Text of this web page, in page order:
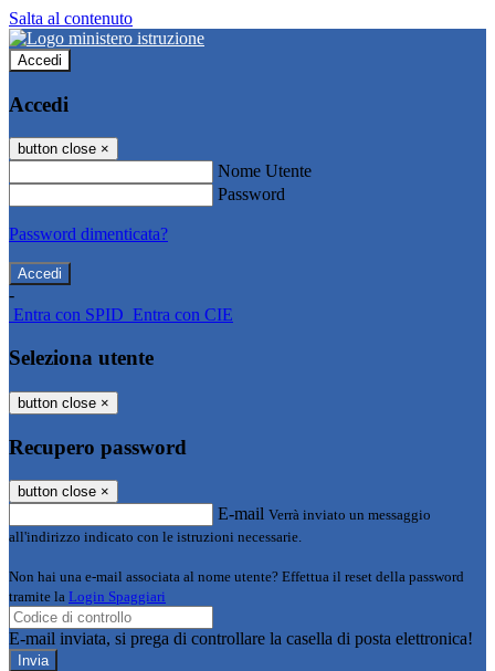
Salta al contenuto
Accedi
Accedi
button close ×
Nome Utente
Password
Password dimenticata?
-
Entra con SPID Entra con CIE
Seleziona utente
button close ×
Recupero password
button close ×
E-mail Verrà inviato un messaggio
all'indirizzo indicato con le istruzioni necessarie.
Non hai una e-mail associata al nome utente? Effettua il reset della password
tramite la Login Spaggiari
E-mail inviata, si prega di controllare la casella di posta elettronica!